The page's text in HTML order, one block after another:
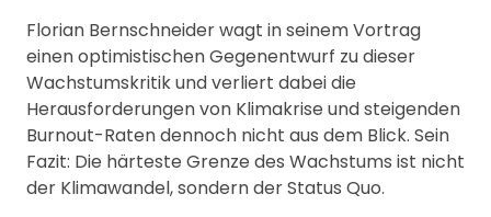
Florian Bernschneider wagt in seinem Vortrag
einen optimistischen Gegenentwurf zu dieser
Wachstumskritik und verliert dabei die
Herausforderungen von Klimakrise und steigenden
Burnout-Raten dennoch nicht aus dem Blick. Sein
Fazit: Die härteste Grenze des Wachstums ist nicht
der Klimawandel, sondern der Status Quo.